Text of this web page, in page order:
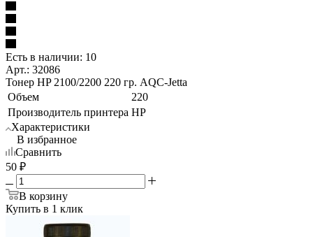
Есть в наличии: 10
Арт.: 32086
Тонер HP 2100/2200 220 гр. AQC-Jetta
Объем
220
Производитель принтера HP
Характеристики
В избранное
Сравнить
50 ₽
В корзину
Купить в 1 клик